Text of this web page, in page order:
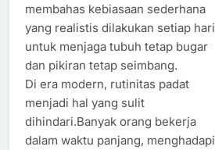
membahas kebiasaan sederhana
yang realistis dilakukan setiap hari
untuk menjaga tubuh tetap bugar
dan pikiran tetap seimbang.
Di era modern, rutinitas padat
menjadi hal yang sulit
dihindari.Banyak orang bekerja
dalam waktu panjang, menghadapi